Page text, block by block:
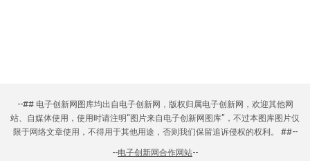
--## 电子创新网图库均出自电子创新网，版权归属电子创新网，欢迎其他网
站、自媒体使用，使用时请注明“图片来自电子创新网图库”，不过本图库图片仅
限于网络文章使用，不得用于其他用途，否则我们保留追诉侵权的权利。 ##--
--电子创新网合作网站--